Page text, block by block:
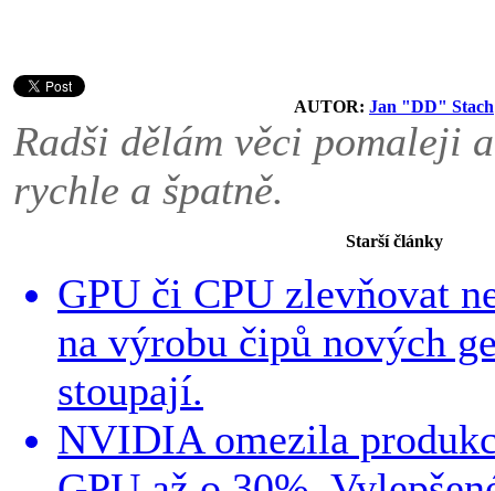
AUTOR: Jan "DD" Stach
Radši dělám věci pomaleji
rychle a špatně.
Starší články
GPU či CPU zlevňovat
na výrobu čipů nových
stoupají.
NVIDIA omezila